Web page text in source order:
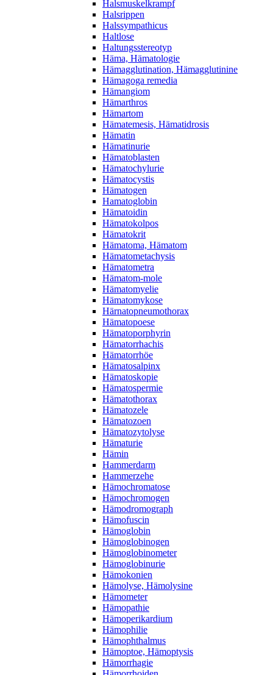
Halsmuskelkrampf
Halsrippen
Halssympathicus
Haltlose
Haltungsstereotyp
Häma, Hämatologie
Hämagglutination, Hämagglutinine
Hämagoga remedia
Hämangiom
Hämarthros
Hämartom
Hämatemesis, Hämatidrosis
Hämatin
Hämatinurie
Hämatoblasten
Hämatochylurie
Hämatocystis
Hämatogen
Hamatoglobin
Hämatoidin
Hämatokolpos
Hämatokrit
Hämatoma, Hämatom
Hämatometachysis
Hämatometra
Hämatom-mole
Hämatomyelie
Hämatomykose
Härnatopneumothorax
Hämatopoese
Hämatoporphyrin
Hämatorrhachis
Hämatorrhöe
Hämatosalpinx
Hämatoskopie
Hämatospermie
Hämatothorax
Hämatozele
Hämatozoen
Hämatozytolyse
Hämaturie
Hämin
Hammerdarm
Hammerzehe
Hämochromatose
Hämochromogen
Hämodromograph
Hämofuscin
Hämoglobin
Hämoglobinogen
Hämoglobinometer
Hämoglobinurie
Hämokonien
Hämolyse, Hämolysine
Hämometer
Hämopathie
Hämoperikardium
Hämophilie
Hämophthalmus
Hämoptoe, Hämoptysis
Hämorrhagie